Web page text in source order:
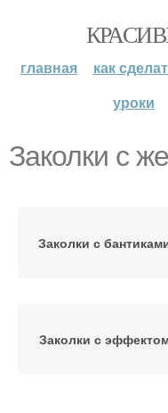
главная как
уроки
Заколки с
Заколки с
Заколки с